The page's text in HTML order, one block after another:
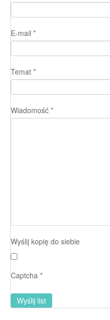
E-mail *
Temat *
Wiadomość *
Wyślij kopię do siebie
Captcha *
Wyślij list